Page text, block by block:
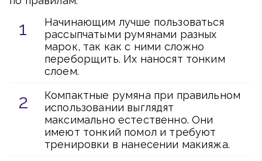
Начинающим лучше пользоваться
рассыпчатыми румянами разных
марок, так как с ними сложно
переборщить. Их наносят тонким
слоем.
Компактные румяна при правильном
использовании выглядят
максимально естественно. Они
имеют тонкий помол и требуют
тренировки в нанесении макияжа.